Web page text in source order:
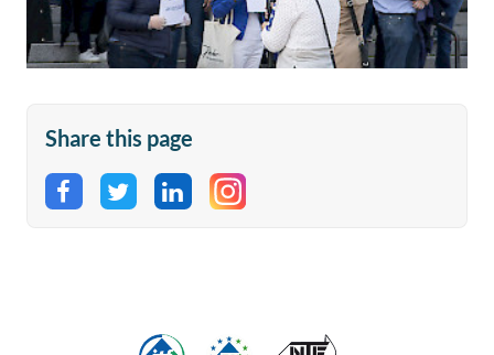
Share this page
Share on Facebook
Share on Twitter
Share on LinkedIn